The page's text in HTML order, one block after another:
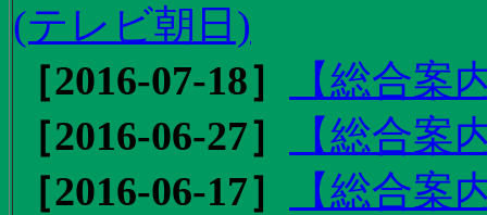
(テレビ朝日)
［2016-07-18］
【総合案
［2016-06-27］
【総合案
［2016-06-17］
【総合